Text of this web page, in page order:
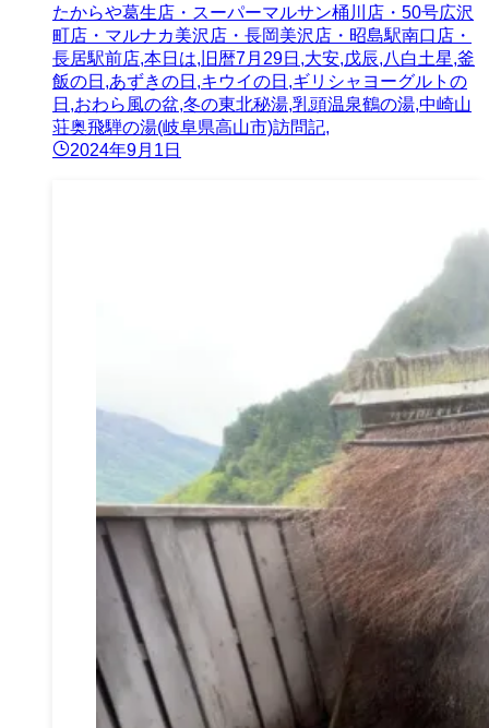
たからや葛生店・スーパーマルサン桶川店・50号広沢
町店・マルナカ美沢店・長岡美沢店・昭島駅南口店・
長居駅前店,本日は,旧暦7月29日,大安,戊辰,八白土星,釜
飯の日,あずきの日,キウイの日,ギリシャヨーグルトの
日,おわら風の盆,冬の東北秘湯,乳頭温泉鶴の湯,中崎山
荘奥飛騨の湯(岐阜県高山市)訪問記,
2024年9月1日